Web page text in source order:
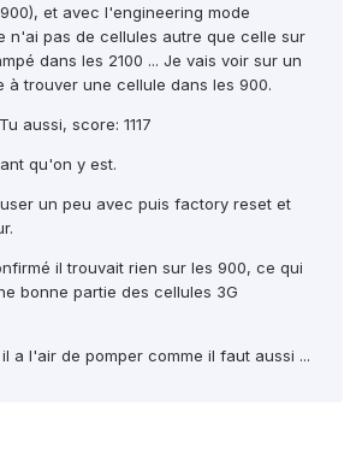
et avec l'engineering mode
n'ai pas de cellules autre que celle sur
dans les 2100 ... Je vais voir sur un
à trouver une cellule dans les 900.
aussi, score: 1117
qu'on y est.
un peu avec puis factory reset et
il trouvait rien sur les 900, ce qui
bonne partie des cellules 3G
a l'air de pomper comme il faut aussi ...